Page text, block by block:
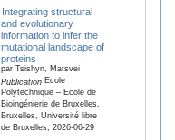
Integrating structural
and evolutionary
information to infer the
mutational landscape of
proteins
par Tsishyn, Matsvei
PublicationEcole
Polytechnique – Ecole de
Bioingénierie de Bruxelles,
Bruxelles, Université libre
de Bruxelles, 2026-06-29